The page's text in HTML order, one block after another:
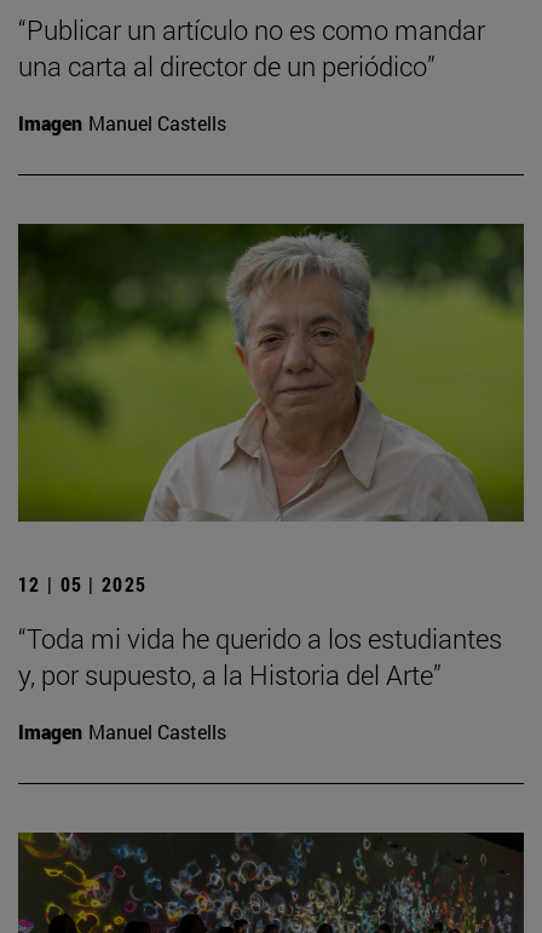
“Publicar un artículo no es como mandar
una carta al director de un periódico”
Imagen Manuel Castells
12 | 05 | 2025
“Toda mi vida he querido a los estudiantes
y, por supuesto, a la Historia del Arte”
Imagen Manuel Castells